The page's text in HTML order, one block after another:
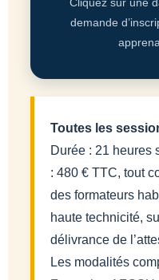
demande
Toutes les
Durée : 21 heures
: 480 € TTC, tout
des formateurs
haute technicité,
délivrance de
Les modalités